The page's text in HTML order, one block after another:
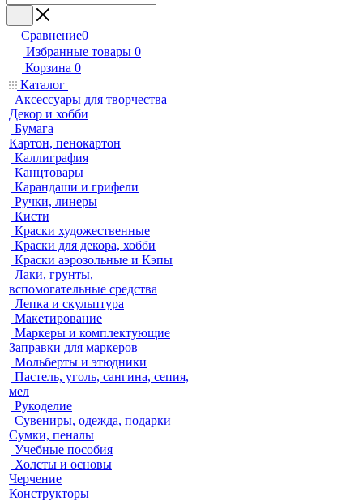
Сравнение0
Избранные товары 0
Корзина 0
Каталог
Аксессуары для творчества
Декор и хобби
Бумага
Картон, пенокартон
Каллиграфия
Канцтовары
Карандаши и грифели
Ручки, линеры
Кисти
Краски художественные
Краски для декора, хобби
Краски аэрозольные и Кэпы
Лаки, грунты,
вспомогательные средства
Лепка и скульптура
Макетирование
Маркеры и комплектующие
Заправки для маркеров
Мольберты и этюдники
Пастель, уголь, сангина, сепия,
мел
Рукоделие
Сувениры, одежда, подарки
Сумки, пеналы
Учебные пособия
Холсты и основы
Черчение
Конструкторы